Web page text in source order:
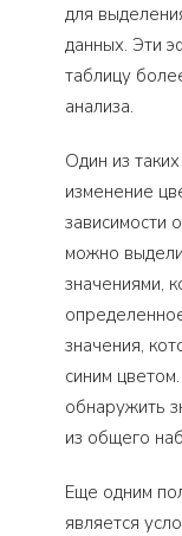
для
данных. Эти
таблицу
анализа.
Один из
изменение
зависимости
можно
значениями,
значения,
синим
обнаружить
из общего
Еще одним
является